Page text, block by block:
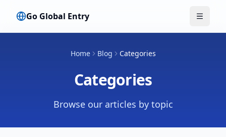
Go Global Entry 切换菜
Home Blog Categories
Categories
Browse our articles by topic